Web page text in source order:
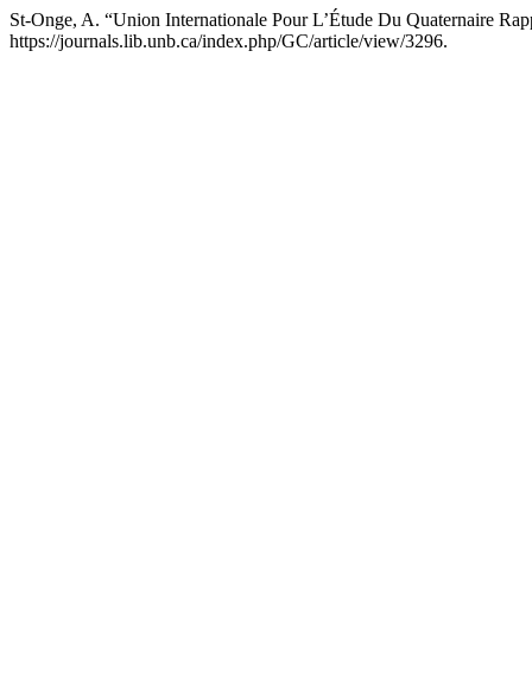
St-Onge, A. “Union Internationale Pour L’Étude Du Quaternaire
https://journals.lib.unb.ca/index.php/GC/article/view/3296.